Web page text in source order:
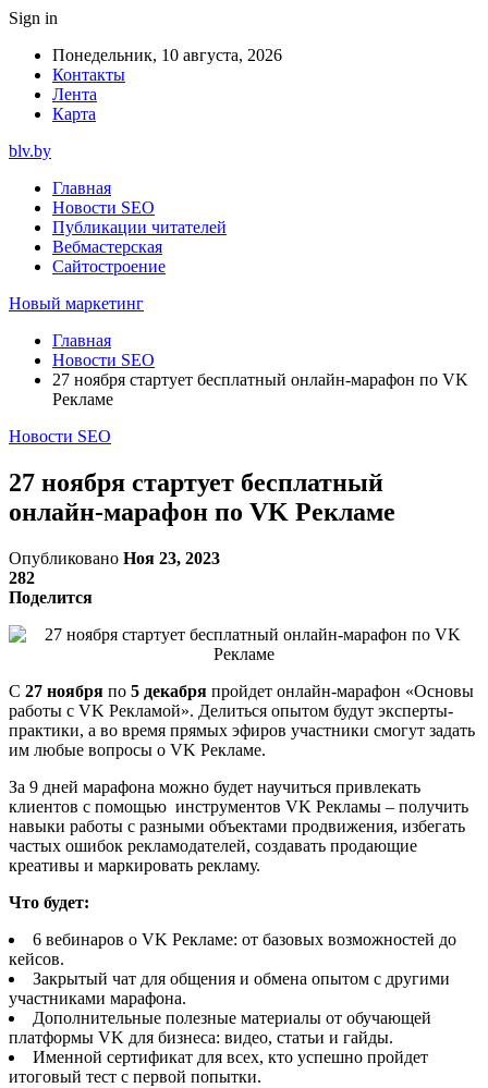
Sign in
Понедельник, 10 августа, 2026
Контакты
Лента
Карта
blv.by
Главная
Новости SEO
Публикации читателей
Вебмастерская
Сайтостроение
Новый маркетинг
Главная
Новости SEO
27 ноября стартует бесплатный онлайн-марафон по VK
Рекламе
Новости SEO
27 ноября стартует бесплатный
онлайн-марафон по VK Рекламе
Опубликовано Ноя 23, 2023
282
Поделится
С 27 ноября по 5 декабря пройдет онлайн-марафон «Основы
работы с VK Рекламой». Делиться опытом будут эксперты-
практики, а во время прямых эфиров участники смогут задать
им любые вопросы о VK Рекламе.
За 9 дней марафона можно будет научиться привлекать
клиентов с помощью инструментов VK Рекламы – получить
навыки работы с разными объектами продвижения, избегать
частых ошибок рекламодателей, создавать продающие
креативы и маркировать рекламу.
Что будет:
6 вебинаров о VK Рекламе: от базовых возможностей до
кейсов.
Закрытый чат для общения и обмена опытом с другими
участниками марафона.
Дополнительные полезные материалы от обучающей
платформы VK для бизнеса: видео, статьи и гайды.
Именной сертификат для всех, кто успешно пройдет
итоговый тест с первой попытки.